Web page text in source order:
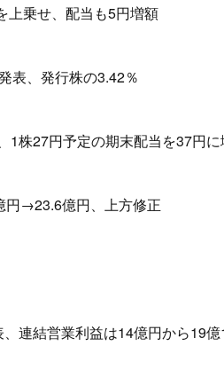
上乗せ、配当も5円増額
表、発行株の3.42％
1株27円予定の期末配当を37円
円→23.6億円、上方修正
連結営業利益は14億円から19